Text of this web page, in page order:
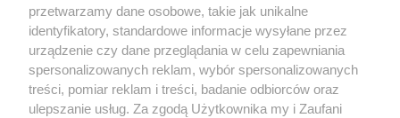
1 / 14
Trzeci tyski bieg
mikolajkowy dla dzieci w
Nie zapomnij
zapoznać się z:
polityką prywatności regulamin korzystania z portali
przetwarzamy dane osobowe, takie jak unikalne
identyfikatory, standardowe informacje wysyłane przez
urządzenie czy dane przeglądania w celu zapewniania
spersonalizowanych reklam, wybór spersonalizowanych
treści, pomiar reklam i treści, badanie odbiorców oraz
ulepszanie usług. Za zgodą Użytkownika my i Zaufani